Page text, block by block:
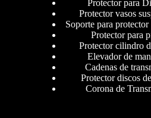
Protector para
Protector vasos
Soporte para
Protector para
Protector cilindro
Elevador de
Cadenas de
Protector discos
Corona de